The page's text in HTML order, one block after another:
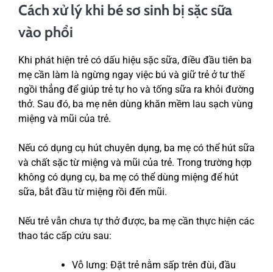
Cách xử lý khi bé sơ sinh bị sặc sữa
vào phổi
Khi phát hiện trẻ có dấu hiệu sặc sữa, điều đầu tiên ba
mẹ cần làm là ngừng ngay việc bú và giữ trẻ ở tư thế
ngồi thẳng để giúp trẻ tự ho và tống sữa ra khỏi đường
thở. Sau đó, ba mẹ nên dùng khăn mềm lau sạch vùng
miệng và mũi của trẻ.
Nếu có dụng cụ hút chuyên dụng, ba mẹ có thể hút sữa
và chất sặc từ miệng và mũi của trẻ. Trong trường hợp
không có dụng cụ, ba mẹ có thể dùng miệng để hút
sữa, bắt đầu từ miệng rồi đến mũi.
Nếu trẻ vẫn chưa tự thở được, ba mẹ cần thực hiện các
thao tác cấp cứu sau:
Vỗ lưng: Đặt trẻ nằm sấp trên đùi, đầu